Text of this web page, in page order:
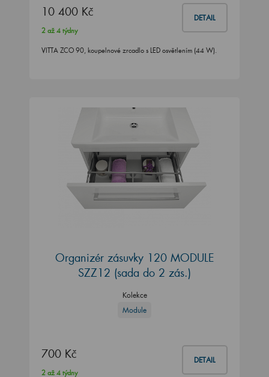
10 400 Kč DETAIL
2 až 4 týdny
VITTA ZCO 90, koupelnové zrcadlo s LED osvětlením (44 W).
Organizér zásuvky 120 MODULE
SZZ12 (sada do 2 zás.)
Kolekce
Module
700 Kč DETAIL
2 až 4 týdny